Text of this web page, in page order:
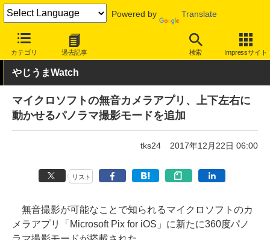
Powered by Translate
カテゴリ 過去記事 検索 Impressサイト
INTERNET Watch トピック
やじうまWatch
マイクロソフトの無音カメラアプリ、上下左右に
動かせるパノラマ撮影モードを追加
tks24 2017年12月22日 06:00
リスト
無音撮影が可能なことで知られるマイクロソフトのカ
メラアプリ「Microsoft Pix for iOS」に新たに360度パノ